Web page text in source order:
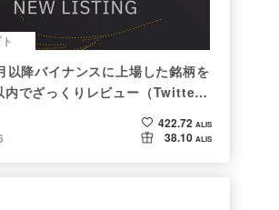
以降バイナンスに上場した銘柄を
内でざっくりレビュー（Twitter
め）
422.72 ALIS
38.10 ALIS